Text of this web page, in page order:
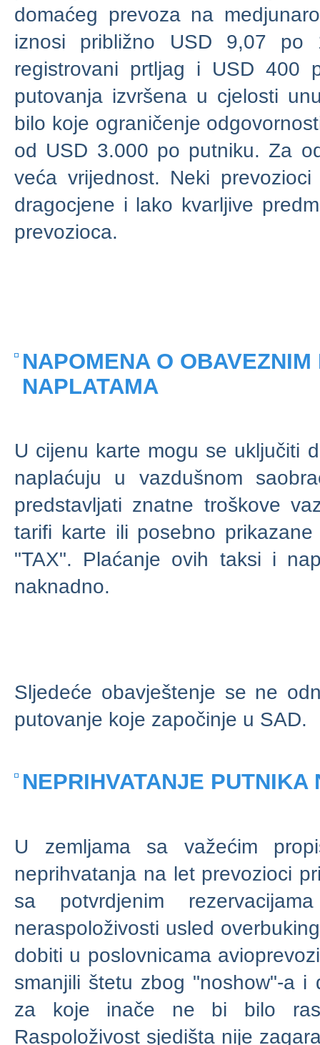
domaćeg prevoza na
iznosi približno USD 9,07
registrovani prtljag i USD 400
putovanja izvršena u cjelosti
bilo koje ograničenje
od USD 3.000 po putniku. Za
veća vrijednost. Neki
dragocjene i lako kvarljive
prevozioca.
NAPOMENA O
NAPLATAMA
U cijenu karte mogu se uključiti
naplaćuju u vazdušnom
predstavljati znatne troškove
tarifi karte ili posebno
"TAX". Plaćanje ovih taksi i
naknadno.
Sljedeće obavještenje se ne
putovanje koje započinje u SAD.
NEPRIHVATANJE
U zemljama sa važećim
neprihvatanja na let prevozioci
sa potvrdjenim
neraspoloživosti usled
dobiti u poslovnicama
smanjili štetu zbog "noshow"-a i
za koje inače ne bi bilo
Raspoloživost sjedišta nije